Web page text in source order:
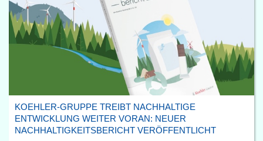
KOEHLER-GRUPPE TREIBT NACHHALTIGE
ENTWICKLUNG WEITER VORAN: NEUER
NACHHALTIGKEITSBERICHT VERÖFFENTLICHT